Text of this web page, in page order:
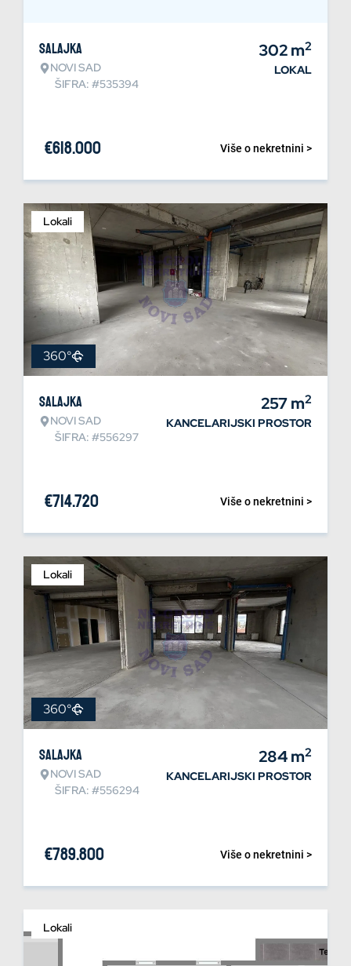
Salajka
NOVI SAD
ŠIFRA: #535394
302m2
LOKAL
Više o nekretnini >
€618.000
Lokali
360°
Salajka
NOVI SAD
ŠIFRA: #556297
257m2
KANCELARIJSKI PROSTOR
Više o nekretnini >
€714.720
Lokali
360°
Salajka
NOVI SAD
ŠIFRA: #556294
284m2
KANCELARIJSKI PROSTOR
Više o nekretnini >
€789.800
Lokali